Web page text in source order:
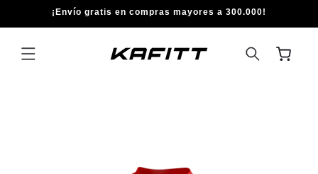
DIRECTAMENTE
AL CONTENIDO
¡Envío gratis en compras mayores a 300.000!
Carrito